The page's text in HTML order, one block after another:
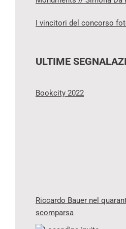
I vincitori del concorso
ULTIME
Bookcity 2022
Riccardo Bauer nel
scomparsa